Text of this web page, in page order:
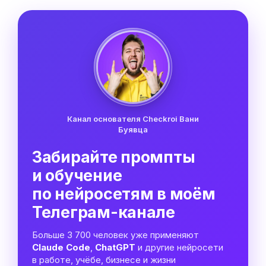
Канал основателя Checkroi Вани
Буявца
Забирайте промпты
и обучение
по нейросетям в моём
Телеграм-канале
Больше 3 700 человек уже применяют
Claude Code ChatGPT и другие нейросети
в работе, учёбе, бизнесе и жизни